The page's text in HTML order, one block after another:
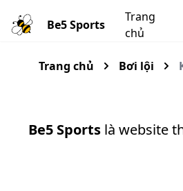
Be5 Sports
Trang
chủ
Trang chủ Bơi lội
Be5 Sports là website